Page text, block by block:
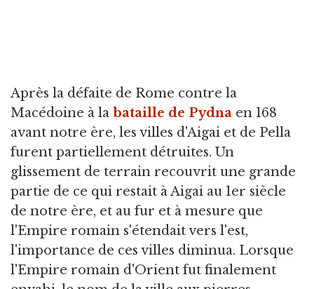
Après la défaite de Rome contre la
Macédoine à la bataille de Pydna en 168
avant notre ère, les villes d'Aigai et de Pella
furent partiellement détruites. Un
glissement de terrain recouvrit une grande
partie de ce qui restait à Aigai au 1er siècle
de notre ère, et au fur et à mesure que
l'Empire romain s'étendait vers l'est,
l'importance de ces villes diminua. Lorsque
l'Empire romain d'Orient fut finalement